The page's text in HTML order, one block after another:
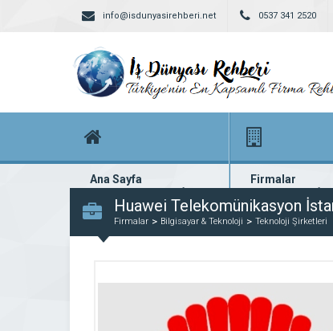
info@isdunyasirehberi.net 0537 341 2520
Ana Sayfa
Firma rehberi ana sayfanız
Firmalar
Yüzlerce kayıtlı
Huawei Telekomünikasyon
Firmalar Bilgisayar & Teknoloji Teknoloji Şirketleri